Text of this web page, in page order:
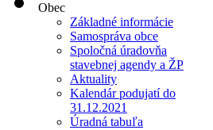
Obec
Základné informácie
Samospráva obce
Spoločná úradovňa
stavebnej agendy a ŽP
Aktuality
Kalendár podujatí do
31.12.2021
Úradná tabuľa